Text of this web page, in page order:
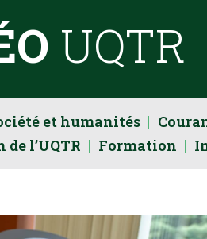
UQTR
et humanités
l’UQTR Formation